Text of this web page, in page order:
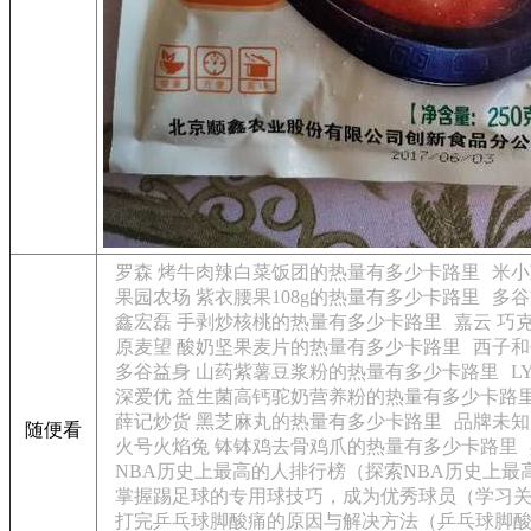
随便看
罗森 烤牛肉辣白菜饭团的热量有多少卡路里
米
果园农场 紫衣腰果108g的热量有多少卡路里
多
鑫宏磊 手剥炒核桃的热量有多少卡路里
嘉云 巧
原麦望 酸奶坚果麦片的热量有多少卡路里
西子
多谷益身 山药紫薯豆浆粉的热量有多少卡路里
深爱优 益生菌高钙驼奶营养粉的热量有多少卡路
薛记炒货 黑芝麻丸的热量有多少卡路里
品牌未
火号火焰兔 钵钵鸡去骨鸡爪的热量有多少卡路里
NBA历史上最高的人排行榜（探索NBA历史上最
掌握踢足球的专用球技巧，成为优秀球员（学习
打完乒乓球脚酸痛的原因与解决方法（乒乓球脚